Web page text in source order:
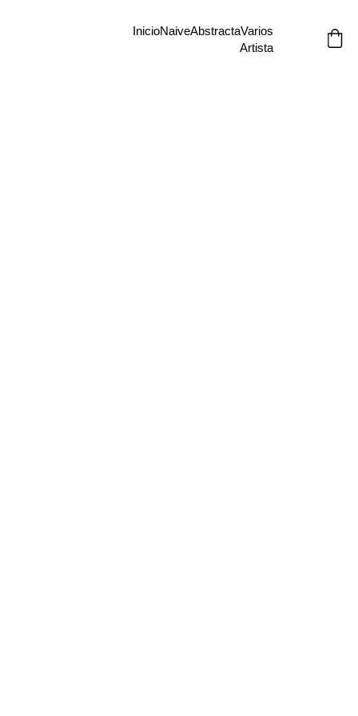
InicioNaiveAbstractaVarios
Artista